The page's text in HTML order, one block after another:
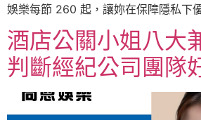
娛樂每節 260 起，讓妳在保障隱私下
酒店公關小姐八大
判斷經紀公司團隊